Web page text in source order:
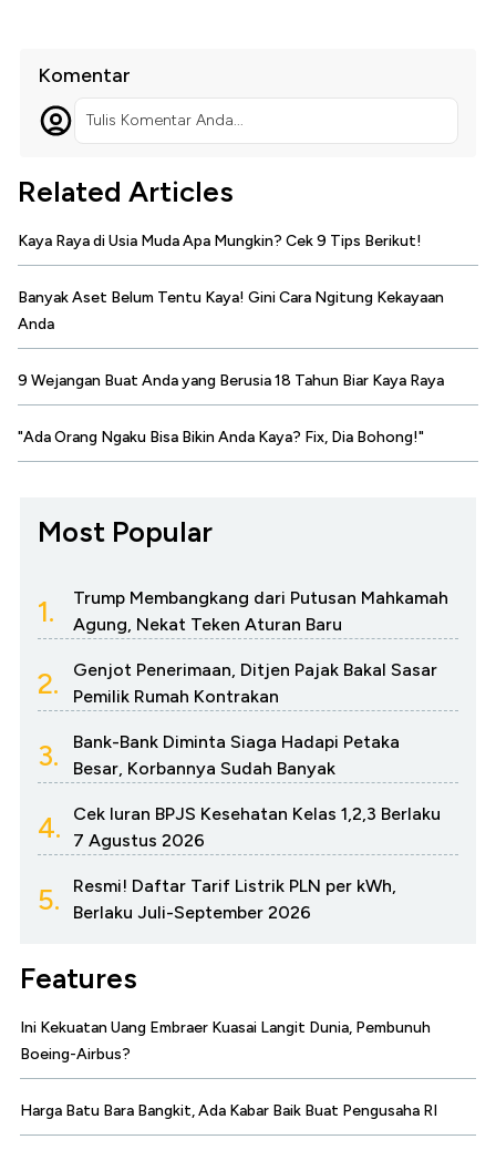
Komentar
Tulis Komentar Anda...
Related Articles
Kaya Raya di Usia Muda Apa Mungkin? Cek 9 Tips Berikut!
Banyak Aset Belum Tentu Kaya! Gini Cara Ngitung Kekayaan
Anda
9 Wejangan Buat Anda yang Berusia 18 Tahun Biar Kaya Raya
"Ada Orang Ngaku Bisa Bikin Anda Kaya? Fix, Dia Bohong!"
Most Popular
1.
Trump Membangkang dari Putusan Mahkamah
Agung, Nekat Teken Aturan Baru
2.
Genjot Penerimaan, Ditjen Pajak Bakal Sasar
Pemilik Rumah Kontrakan
3.
Bank-Bank Diminta Siaga Hadapi Petaka
Besar, Korbannya Sudah Banyak
4.
Cek Iuran BPJS Kesehatan Kelas 1,2,3 Berlaku
7 Agustus 2026
5.
Resmi! Daftar Tarif Listrik PLN per kWh,
Berlaku Juli-September 2026
Features
Ini Kekuatan Uang Embraer Kuasai Langit Dunia, Pembunuh
Boeing-Airbus?
Harga Batu Bara Bangkit, Ada Kabar Baik Buat Pengusaha RI